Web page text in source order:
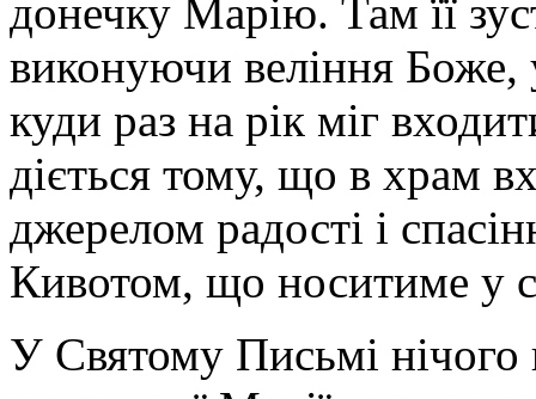
донечку Марію. Там її
виконуючи веління Боже,
куди раз на рік міг
діється тому, що в храм
джерелом радості і
Кивотом, що носитиме у
У Святому Письмі нічого